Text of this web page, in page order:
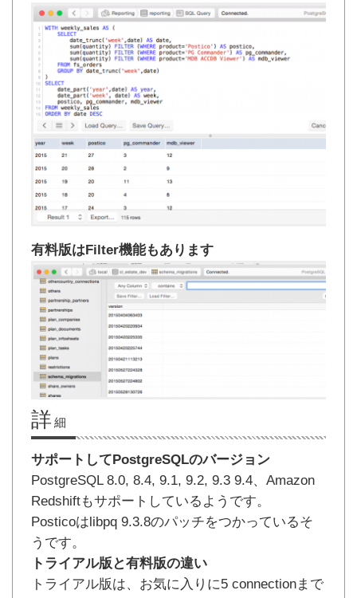
有料版はFilter機能もあります
詳 細
サポートしてPostgreSQLのバージョン
PostgreSQL 8.0, 8.4, 9.1, 9.2, 9.3 9.4、Amazon
Redshiftもサポートしているようです。
Posticoはlibpq 9.3.8のパッチをつかっているそ
うです。
トライアル版と有料版の違い
トライアル版は、お気に入りに5 connectionまで